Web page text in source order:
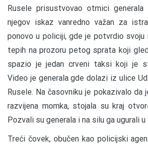
Rusele prisustvovao otmici generala
njegov iskaz vanredno važan za
ponovo u policiji, gde je potvrdio svoju
tepih na prozoru petog sprata koji
spazio je jedan crveni taksi koji je
Video je generala gde dolazi iz ulice
Rusele. Na časovniku je pokazivalo da
razvijena momka, stojala su kraj
Pozvali su generala i na silu ga ugurali
Treći čovek, obučen kao policijski